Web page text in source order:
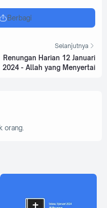
Berbagi
Selanjutnya
Renungan Harian 12 Januari
2024 - Allah yang Menyertai
orang.